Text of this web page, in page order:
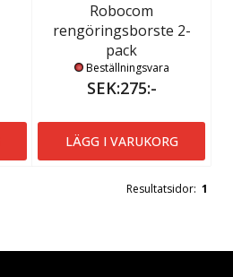
Robocom
rengöringsborste 2-
pack
Beställningsvara
SEK:275:-
LÄGG I VARUKORG
Resultatsidor: 1